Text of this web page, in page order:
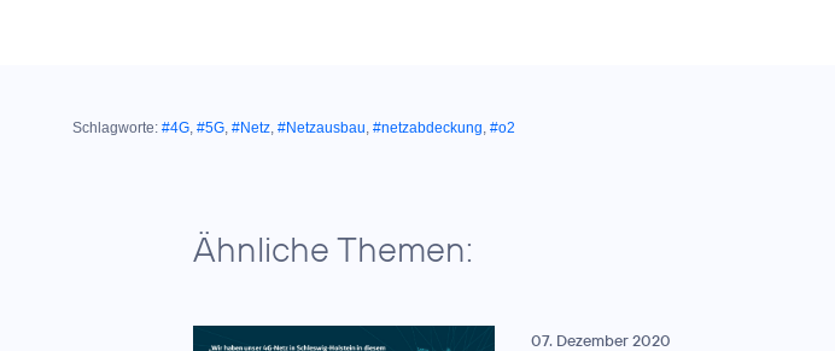
Schlagworte: #4G, #5G, #Netz, #Netzausbau, #netzabdeckung, #o2
Ähnliche Themen:
07. Dezember 2020